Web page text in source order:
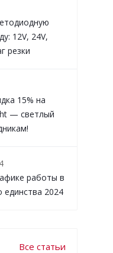
12V, 24V,
резки
15% на
— светлый
работы в
единства 2024
Все статьи